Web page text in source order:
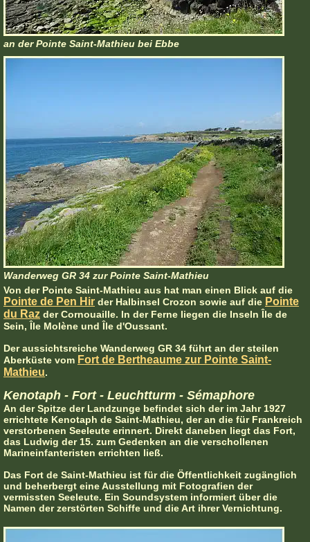
an der Pointe Saint-Mathieu bei Ebbe
Wanderweg GR 34 zur Pointe Saint-Mathieu
Von der Pointe Saint-Mathieu aus hat man einen Blick auf die
Pointe de Pen Hir der Halbinsel Crozon sowie auf die Pointe
du Raz der Cornouaille. In der Ferne liegen die Inseln Île de
Sein, Île Molène und Île d'Oussant.
Der aussichtsreiche Wanderweg GR 34 führt an der steilen
Aberküste vom Fort de Bertheaume zur Pointe Saint-
Mathieu.
Kenotaph - Fort - Leuchtturm - Sémaphore
An der Spitze der Landzunge befindet sich der im Jahr 1927
errichtete Kenotaph de Saint-Mathieu, der an die für Frankreich
verstorbenen Seeleute erinnert. Direkt daneben liegt das Fort,
das Ludwig der 15. zum Gedenken an die verschollenen
Marineinfanteristen errichten ließ.
Das Fort de Saint-Mathieu ist für die Öffentlichkeit zugänglich
und beherbergt eine Ausstellung mit Fotografien der
vermissten Seeleute. Ein Soundsystem informiert über die
Namen der zerstörten Schiffe und die Art ihrer Vernichtung.